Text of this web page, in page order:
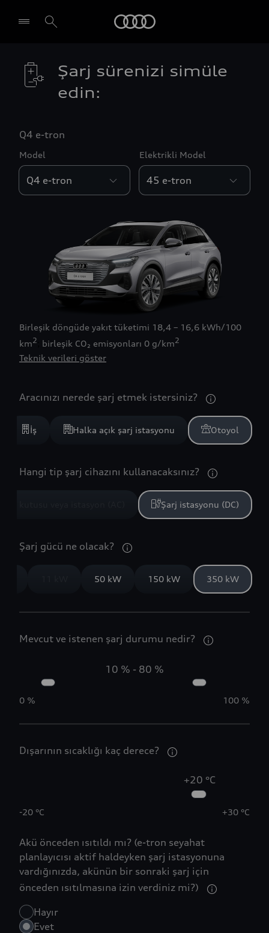
Şarj sürenizi simüle
edin:
Q4 e-tron
Model Elektrikli Model
Birleşik döngüde yakıt tüketimi 18,4 – 16,6 kWh/100
km2 birleşik CO₂ emisyonları 0 g/km2
Teknik verileri göster
Aracınızı nerede şarj etmek istersiniz?
İş Halka açık şarj istasyonu Otoyol
Hangi tip şarj cihazını kullanacaksınız?
Şarj istasyonu (DC)
Şarj gücü ne olacak?
50 kW 150 kW 350 kW
Mevcut ve istenen şarj durumu nedir?
10 % - 80 %
0 % 100 %
Dışarının sıcaklığı kaç derece?
+20 °C
-20 °C +30 °C
Akü önceden ısıtıldı mı? (e-tron seyahat
planlayıcısı aktif haldeyken şarj istasyonuna
vardığınızda, akünün bir sonraki şarj için
önceden ısıtılmasına izin verdiniz mi?)⁠
Hayır
Evet
3
4